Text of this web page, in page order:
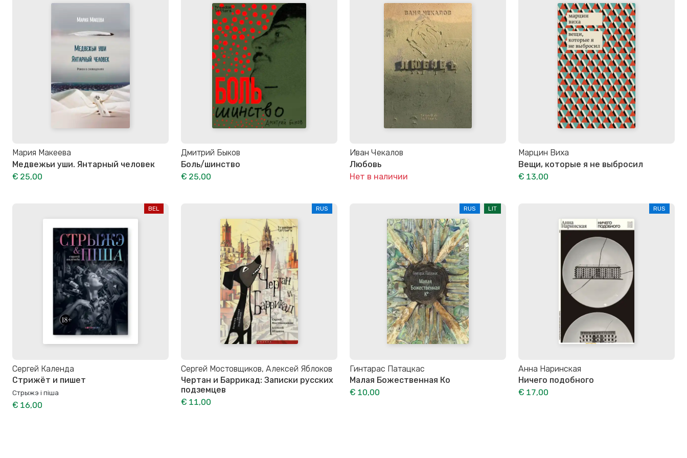
Мария Макеева
Медвежьи уши. Янтарный человек
€ 25,00
Дмитрий Быков
Боль/шинство
€ 25,00
Иван Чекалов
Любовь
Нет в наличии
Марцин Виха
Вещи, которые я не выбросил
€ 13,00
BEL
Сергей Календа
Стрижёт и пишет
Стрыжэ і піша
€ 16,00
RUS
Сергей Мостовщиков, Алексей Яблоков
Чертан и Баррикад: Записки русских
подземцев
€ 11,00
RUS LIT
Гинтарас Патацкас
Малая Божественная Ко
€ 10,00
RUS
Анна Наринская
Ничего подобного
€ 17,00